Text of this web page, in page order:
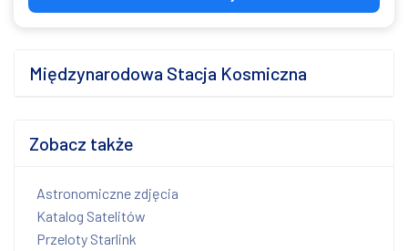
Międzynarodowa Stacja Kosmiczna
Zobacz także
Astronomiczne zdjęcia
Katalog Satelitów
Przeloty Starlink